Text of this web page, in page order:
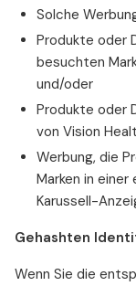
Solche
Produkte oder
besuchten
und/oder
Produkte oder
von Vision
Werbung, die
Marken in
Karussell-
Gehashten
Wenn Sie die